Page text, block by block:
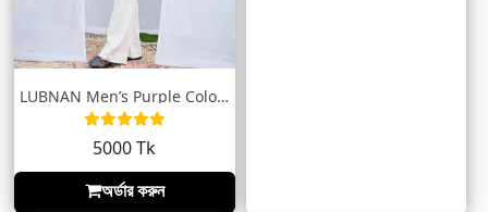
LUBNAN Men’s Purple Color Slim Fit Premi...
5000 Tk
অর্ডার করুন